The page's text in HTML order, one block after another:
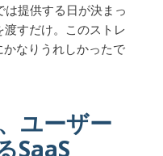
は提供する日が決まっ
すだけ。このストレ
なりうれしかったで
ユーザー
SaaS